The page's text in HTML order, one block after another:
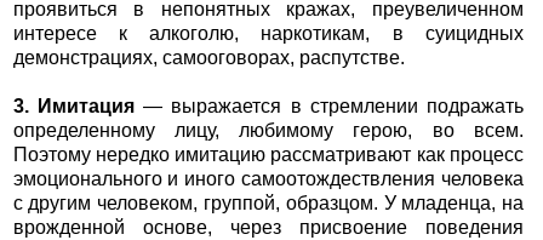
проявиться в непонятных кражах, преувеличенном
интересе к алкоголю, наркотикам, в суицидных
демонстрациях, самооговорах, распутстве.
3. Имитация— выражается в стремлении подражать
определенному лицу, любимому герою, во всем.
Поэтому нередко имитацию рассматривают как процесс
эмоционального и иного самоотождествления человека
с другим человеком, группой, образцом. У младенца, на
врожденной основе, через присвоение поведения